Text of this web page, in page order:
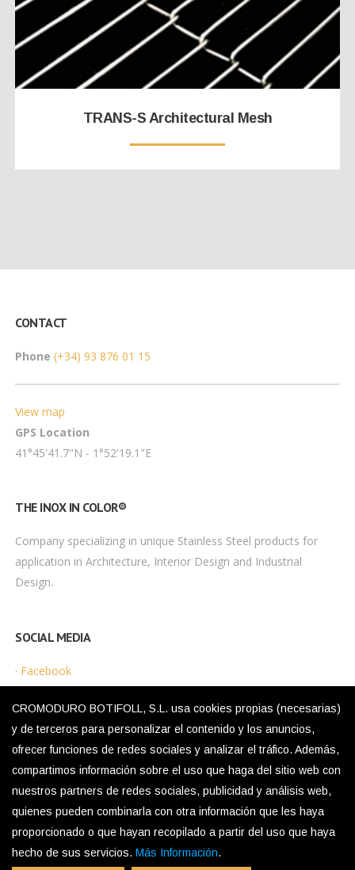
TRANS-S Architectural Mesh
CONTACT
Phone (+34) 93 876 01 15
View map
GPS Location
41°45'41.7"N - 1°52'19.1"E
THE INOX IN COLOR®
Company specializing in unique Stainless Steel products for
application in Architecture, Interior Design and Industrial
Design.
SOCIAL MEDIA
· Facebook
·Instagram
·Privacy Policy
·Legal Notice
·Cookies Policy
CROMODURO BOTIFOLL, S.L. usa cookies propias (necesarias)
y de terceros para personalizar el contenido y los anuncios,
ofrecer funciones de redes sociales y analizar el tráfico. Además,
compartimos información sobre el uso que haga del sitio web con
nuestros partners de redes sociales, publicidad y análisis web,
quienes pueden combinarla con otra información que les haya
proporcionado o que hayan recopilado a partir del uso que haya
hecho de sus servicios. Más Información.